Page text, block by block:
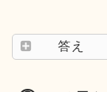
答え